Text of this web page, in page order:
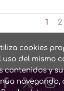
cookies
uso del mismo
contenidos y
navegando,
1 2